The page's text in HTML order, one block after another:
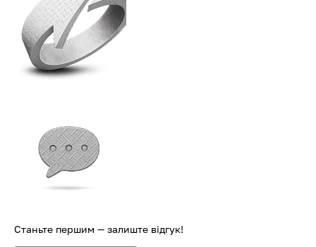
Станьте першим — залиште відгук!